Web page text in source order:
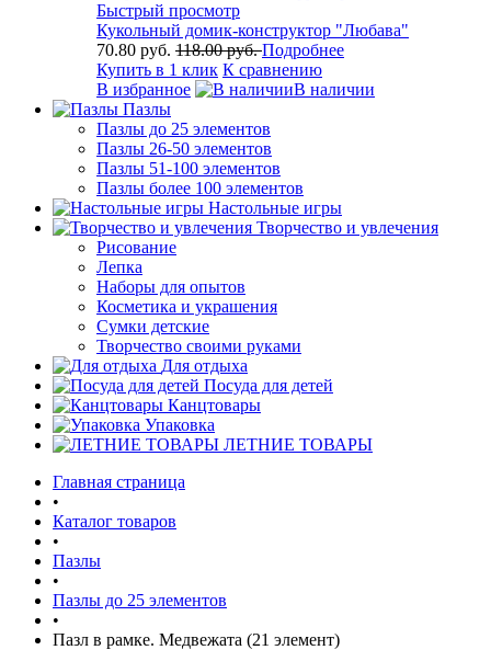
Быстрый просмотр
Кукольный домик-конструктор "Любава"
70.80 руб. 118.00 руб.Подробнее
Купить в 1 клик К сравнению
В избранное
В наличии
Пазлы
Пазлы до 25 элементов
Пазлы 26-50 элементов
Пазлы 51-100 элементов
Пазлы более 100 элементов
Настольные игры
Творчество и увлечения
Рисование
Лепка
Наборы для опытов
Косметика и украшения
Сумки детские
Творчество своими руками
Для отдыха
Посуда для детей
Канцтовары
Упаковка
ЛЕТНИЕ ТОВАРЫ
Главная страница
•
Каталог товаров
•
Пазлы
•
Пазлы до 25 элементов
•
Пазл в рамке. Медвежата (21 элемент)